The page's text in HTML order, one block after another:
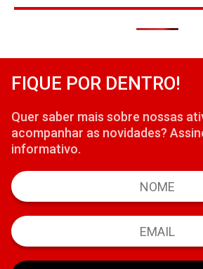
FIQUE POR DENTRO!
Quer saber mais sobre nossas
acompanhar as novidades?
informativo.